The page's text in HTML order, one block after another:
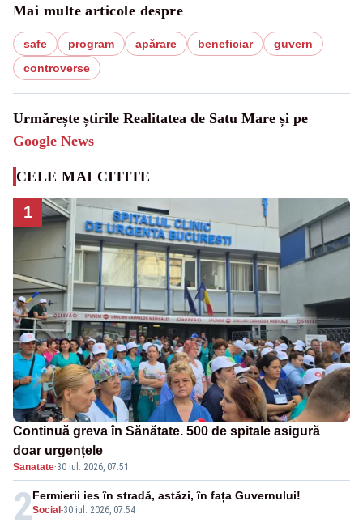
Mai multe articole despre
safe program apărare beneficiar
guvern
controverse
Urmărește știrile Realitatea de Satu Mare și pe
Google News
CELE MAI CITITE
1
Continuă greva în Sănătate. 500 de spitale asigură
doar urgențele
Sanatate·30 iul. 2026, 07:51
2Social -30 iul. 2026, 07:54
Fermierii ies în stradă, astăzi, în fața Guvernului!